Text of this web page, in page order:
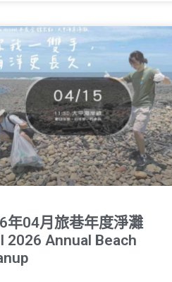
年04月旅巷年度淨灘
2026 Annual Beach